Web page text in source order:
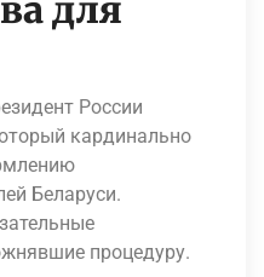
для
России
кардинально
Беларуси.
процедуру.